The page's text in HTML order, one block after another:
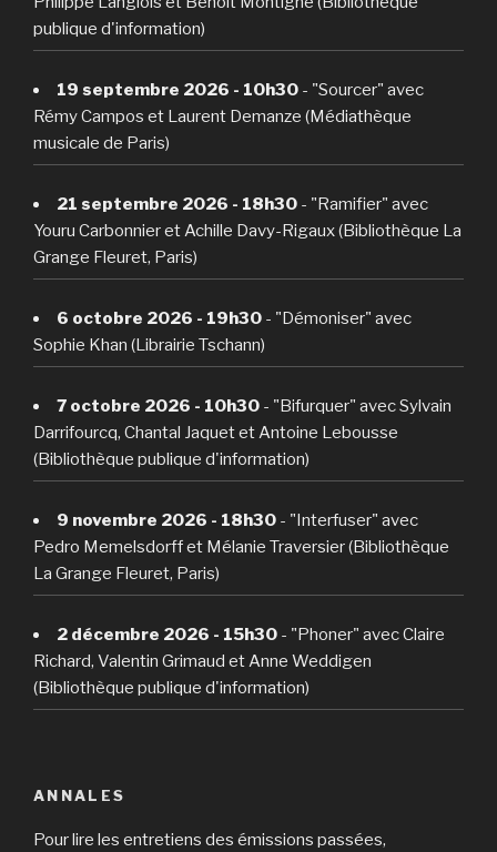
publique d'information)
19 septembre 2026 - 10h30 - "Sourcer" avec
Rémy Campos et Laurent Demanze (Médiathèque
musicale de Paris)
21 septembre 2026 - 18h30 - "Ramifier" avec
Youru Carbonnier et Achille Davy-Rigaux (Bibliothèque La
Grange Fleuret, Paris)
6 octobre 2026 - 19h30 - "Démoniser" avec
Sophie Khan (Librairie Tschann)
7 octobre 2026 - 10h30 - "Bifurquer" avec Sylvain
Darrifourcq, Chantal Jaquet et Antoine Lebousse
(Bibliothèque publique d'information)
9 novembre 2026 - 18h30 - "Interfuser" avec
Pedro Memelsdorff et Mélanie Traversier (Bibliothèque
La Grange Fleuret, Paris)
2 décembre 2026 - 15h30 - "Phoner" avec Claire
Richard, Valentin Grimaud et Anne Weddigen
(Bibliothèque publique d'information)
ANNALES
Pour lire les entretiens des émissions passées,